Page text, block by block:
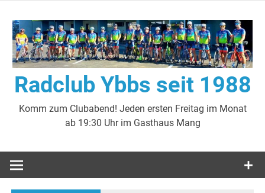
Inhalt
springen
Radclub Ybbs seit 1988
Komm zum Clubabend! Jeden ersten Freitag im Monat
ab 19:30 Uhr im Gasthaus Mang